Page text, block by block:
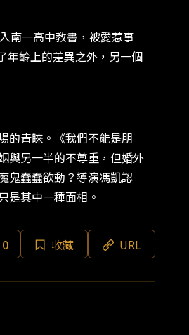
南一高中教書，被愛惹事
年齡上的差異之外，另一個
的青睞。《我們不能是朋
與另一半的不尊重，但婚外
鬼蠢蠢欲動？導演馮凱認
是其中一種面相。
0 收藏 URL